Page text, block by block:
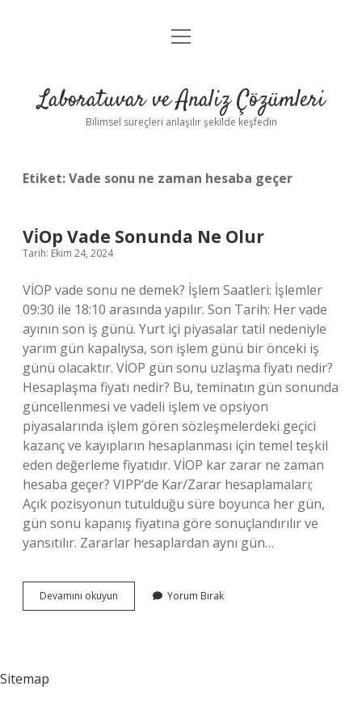
Anasayfa
Yasal Uyarı
menüyü
Laboratuvar ve Analiz Çözümleri
Bilimsel süreçleri anlaşılır şekilde keşfedin
Etiket:Vade sonu ne zaman hesaba geçer
Vi̇Op Vade Sonunda Ne Olur
Tarih: Ekim 24, 2024
VİOP vade sonu ne demek? İşlem Saatleri: İşlemler
09:30 ile 18:10 arasında yapılır. Son Tarih: Her vade
ayının son iş günü. Yurt içi piyasalar tatil nedeniyle
yarım gün kapalıysa, son işlem günü bir önceki iş
günü olacaktır. VİOP gün sonu uzlaşma fiyatı nedir?
Hesaplaşma fiyatı nedir? Bu, teminatın gün sonunda
güncellenmesi ve vadeli işlem ve opsiyon
piyasalarında işlem gören sözleşmelerdeki geçici
kazanç ve kayıpların hesaplanması için temel teşkil
eden değerleme fiyatıdır. VİOP kar zarar ne zaman
hesaba geçer? VIPP’de Kar/Zarar hesaplamaları;
Açık pozisyonun tutulduğu süre boyunca her gün,
gün sonu kapanış fiyatına göre sonuçlandırılır ve
yansıtılır. Zararlar hesaplardan aynı gün…
Devamını okuyun
Vade
Yorum Bırak
Sitemap